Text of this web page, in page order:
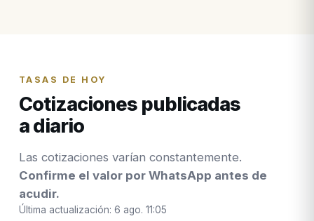
TASAS DE HOY
Cotizaciones publicadas
a diario
Las cotizaciones varían constantemente.
Confirme el valor por WhatsApp antes de
acudir.
Última actualización: 6 ago. 11:05